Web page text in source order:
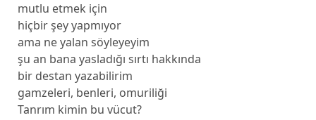
mutlu etmek için
hiçbir şey yapmıyor
ama ne yalan söyleyeyim
şu an bana yasladığı sırtı hakkında
bir destan yazabilirim
gamzeleri, benleri, omuriliği
Tanrım kimin bu vücut?